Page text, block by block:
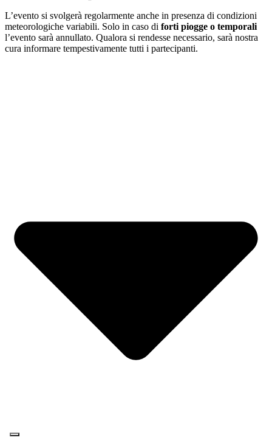
L’evento si svolgerà regolarmente anche in presenza di condizioni
meteorologiche variabili. Solo in caso di forti piogge o temporali
l’evento sarà annullato. Qualora si rendesse necessario, sarà nostra
cura informare tempestivamente tutti i partecipanti.